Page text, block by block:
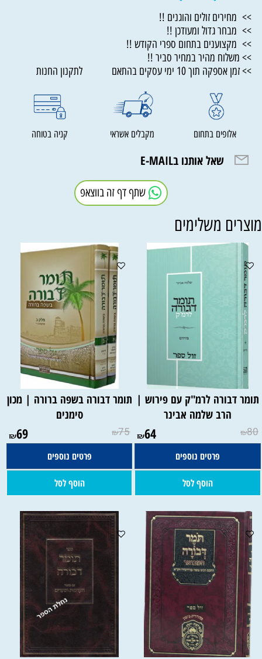
>> מחירים זולים והוגנים !!
>> מבחר גדול ומעודכן !!
>> מקצוענים בתחום ספרי הקודש !!
>> משלוח מהיר במחיר סביר !!
>> זמן אספקה תוך 10 ימי עסקים בהתאם לתקנון החנות
אלופים בתחום מקבלים אשראי קניה בטוחה
שאל אותנו בE-MAIL
שתף דף זה בווצאפ
משלימים
תומר דבורה לרמ"ק עם פירוש |
הרב שלמה אבינר
₪80
₪64
פרטים נוספים
הוסף לסל
תומר דבורה בשפה ברורה | מכון
סימנים
₪75
₪69
פרטים נוספים
הוסף לסל